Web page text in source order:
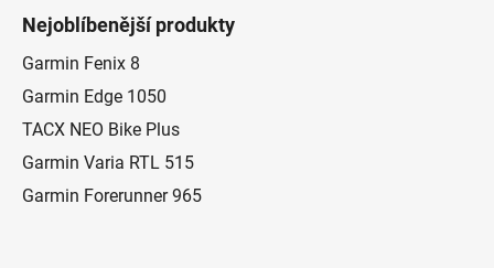
Nejoblíbenější produkty
Garmin Fenix 8
Garmin Edge 1050
TACX NEO Bike Plus
Garmin Varia RTL 515
Garmin Forerunner 965